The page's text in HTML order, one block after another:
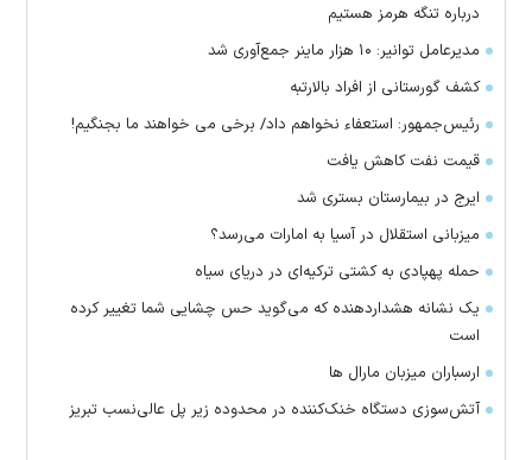
درباره تنگه هرمز هستیم
مدیرعامل توانیر: ۱۰ هزار ماینر جمع‌آوری شد
کشف گورستانی از افراد بالارتبه
رئیس‌جمهور: استعفاء نخواهم داد/ برخی می خواهند ما بجنگیم!
قیمت نفت کاهش یافت
ایرج در بیمارستان بستری شد
میزبانی استقلال در آسیا به امارات می‌رسد؟
حمله پهپادی به کشتی ترکیه‌ای در دریای سیاه
یک نشانه هشداردهنده که می‌گوید حس چشایی شما تغییر کرده
است
ارسباران میزبان مارال ها
آتش‌سوزی دستگاه خنک‌کننده در محدوده زیر پل عالی‌نسب تبریز